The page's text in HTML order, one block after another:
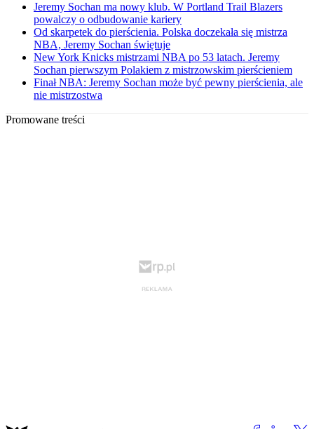
Jeremy Sochan ma nowy klub. W Portland Trail Blazers
powalczy o odbudowanie kariery
Od skarpetek do pierścienia. Polska doczekała się mistrza
NBA, Jeremy Sochan świętuje
New York Knicks mistrzami NBA po 53 latach. Jeremy
Sochan pierwszym Polakiem z mistrzowskim pierścieniem
Finał NBA: Jeremy Sochan może być pewny pierścienia, ale
nie mistrzostwa
Promowane treści